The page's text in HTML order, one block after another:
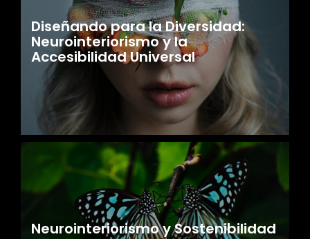
Diseñando para la Diversidad:
Neurointeriorismo y la
Accesibilidad Universal
Neurointeriorismo y Sostenibilidad